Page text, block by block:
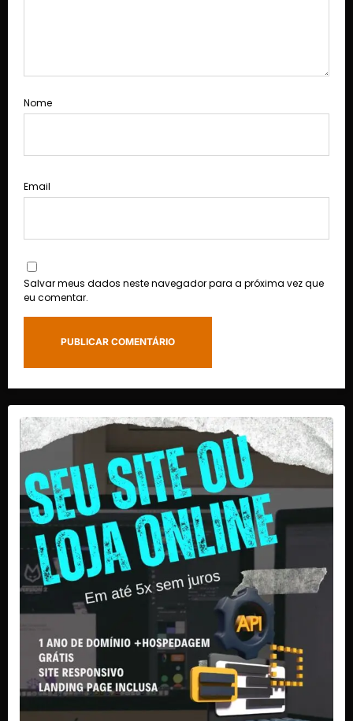
Nome
Email
Salvar meus dados neste navegador para a próxima vez que
eu comentar.